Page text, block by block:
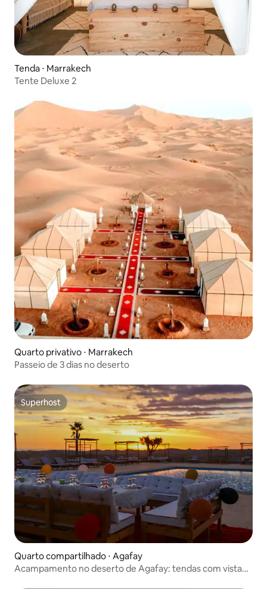
Tenda ⋅ Marrakech
Tente Deluxe 2
Quarto privativo ⋅ Marrakech
Passeio de 3 dias no deserto
Superhost
Superhost
Quarto compartilhado ⋅ Agafay
Acampamento no deserto de Agafay: tendas com vista